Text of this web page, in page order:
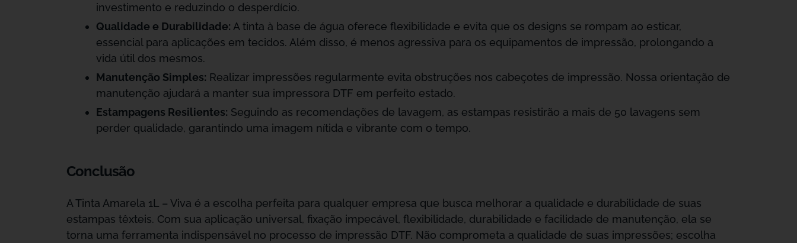
investimento e reduzindo o desperdício.
Qualidade e Durabilidade: A tinta à base de água oferece flexibilidade e evita que os designs se rompam ao esticar,
essencial para aplicações em tecidos. Além disso, é menos agressiva para os equipamentos de impressão, prolongando a
vida útil dos mesmos.
Manutenção Simples: Realizar impressões regularmente evita obstruções nos cabeçotes de impressão. Nossa orientação de
manutenção ajudará a manter sua impressora DTF em perfeito estado.
Estampagens Resilientes: Seguindo as recomendações de lavagem, as estampas resistirão a mais de 50 lavagens sem
perder qualidade, garantindo uma imagem nítida e vibrante com o tempo.
Conclusão
A Tinta Amarela 1L – Viva é a escolha perfeita para qualquer empresa que busca melhorar a qualidade e durabilidade de suas
estampas têxteis. Com sua aplicação universal, fixação impecável, flexibilidade, durabilidade e facilidade de manutenção, ela se
torna uma ferramenta indispensável no processo de impressão DTF. Não comprometa a qualidade de suas impressões; escolha